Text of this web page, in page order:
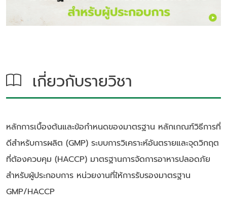
เกี่ยวกับรายวิชา
หลักการเบื้องต้นและข้อกำหนดของมาตรฐาน หลักเกณฑ์วิธีการที่
ดีสำหรับการผลิต (GMP) ระบบการวิเคราะห์อันตรายและจุดวิกฤต
ที่ต้องควบคุม (HACCP) มาตรฐานการจัดการอาหารปลอดภัย
สำหรับผู้ประกอบการ หน่วยงานที่ให้การรับรองมาตรฐาน
GMP/HACCP